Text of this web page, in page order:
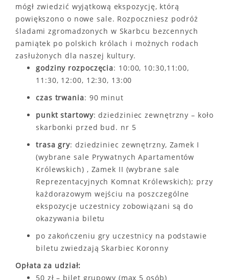
mógł zwiedzić wyjątkową ekspozycję, którą
powiększono o nowe sale. Rozpoczniesz podróż
śladami zgromadzonych w Skarbcu bezcennych
pamiątek po polskich królach i możnych rodach
zasłużonych dla naszej kultury.
godziny rozpoczęcia: 10:00, 10:30,11:00,
11:30, 12:00, 12:30, 13:00
czas trwania: 90 minut
punkt startowy: dziedziniec zewnętrzny – koło
skarbonki przed bud. nr 5
trasa gry: dziedziniec zewnętrzny, Zamek I
(wybrane sale Prywatnych Apartamentów
Królewskich) , Zamek II (wybrane sale
Reprezentacyjnych Komnat Królewskich); przy
każdorazowym wejściu na poszczególne
ekspozycje uczestnicy zobowiązani są do
okazywania biletu
po zakończeniu gry uczestnicy na podstawie
biletu zwiedzają Skarbiec Koronny
Opłata za udział:
50 zł – bilet grupowy (max 5 osób)